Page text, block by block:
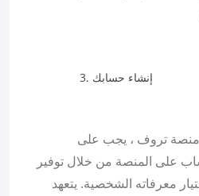
إنشاء حسابك
تروف ، يجب على
على المنصة من خلال توفير
معرفاته الشخصية. يتعهد